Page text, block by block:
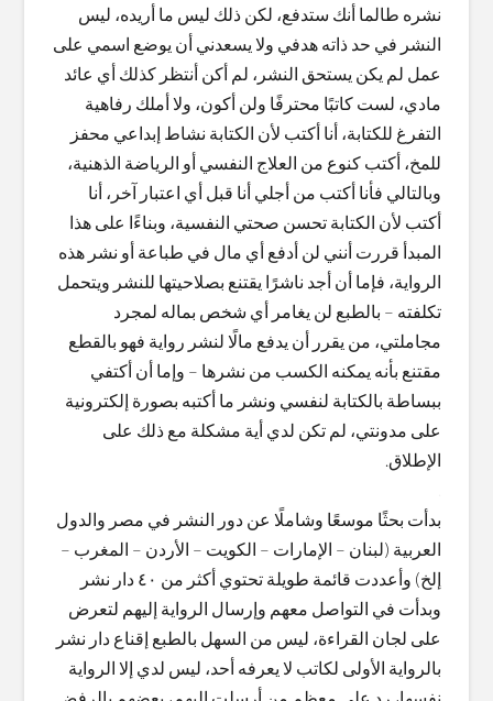
نشره طالما أنك ستدفع، لكن ذلك ليس ما أريده، ليس
النشر في حد ذاته هدفي ولا يسعدني أن يوضع اسمي على
عمل لم يكن يستحق النشر، لم أكن أنتظر كذلك أي عائد
مادي، لست كاتبًا محترفًا ولن أكون، ولا أملك رفاهية
التفرغ للكتابة، أنا أكتب لأن الكتابة نشاط إبداعي محفز
للمخ، أكتب كنوع من العلاج النفسي أو الرياضة الذهنية،
وبالتالي فأنا أكتب من أجلي أنا قبل أي اعتبار آخر، أنا
أكتب لأن الكتابة تحسن صحتي النفسية، وبناءًا على هذا
المبدأ قررت أنني لن أدفع أي مال في طباعة أو نشر هذه
الرواية، فإما أن أجد ناشرًا يقتنع بصلاحيتها للنشر ويتحمل
تكلفته – بالطبع لن يغامر أي شخص بماله لمجرد
مجاملتي، من يقرر أن يدفع مالًا لنشر رواية فهو بالقطع
مقتنع بأنه يمكنه الكسب من نشرها – وإما أن أكتفي
ببساطة بالكتابة لنفسي ونشر ما أكتبه بصورة إلكترونية
على مدونتي، لم تكن لدي أية مشكلة مع ذلك على
الإطلاق.
بدأت بحثًا موسعًا وشاملًا عن دور النشر في مصر والدول
العربية (لبنان – الإمارات – الكويت – الأردن – المغرب –
إلخ) وأعددت قائمة طويلة تحتوي أكثر من ٤٠ دار نشر
وبدأت في التواصل معهم وإرسال الرواية إليهم لتعرض
على لجان القراءة، ليس من السهل بالطبع إقناع دار نشر
بالرواية الأولى لكاتب لا يعرفه أحد، ليس لدي إلا الرواية